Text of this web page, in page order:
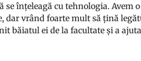
se înțeleagă cu tehnologia. Avem
dar vrând foarte mult să țină
băiatul ei de la facultate și a